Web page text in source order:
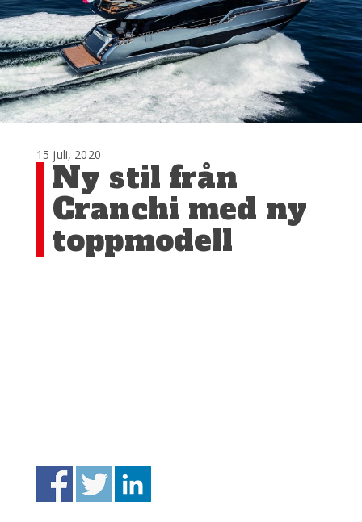
15 juli, 2020
Ny stil från
Cranchi med ny
toppmodell